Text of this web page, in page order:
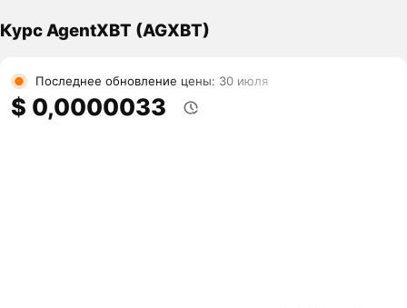
Курс AgentXBT (AGXBT)
Последнее обновление цены: 30 июля
$ 0,0000033